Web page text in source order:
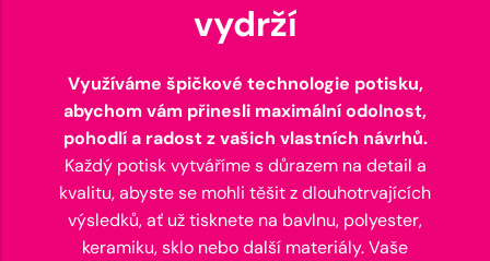
vydrží
Využíváme špičkové technologie potisku,
abychom vám přinesli maximální odolnost,
pohodlí a radost z vašich vlastních návrhů.
Každý potisk vytváříme s důrazem na detail a
kvalitu, abyste se mohli těšit z dlouhotrvajících
výsledků, ať už tisknete na bavlnu, polyester,
keramiku, sklo nebo další materiály. Vaše